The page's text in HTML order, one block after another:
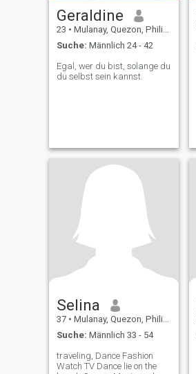
Geraldine
23 • Mulanay, Quezon, Philippinen
Suche: Männlich 24 - 42
Egal, wer du bist, solange du
du selbst sein kannst.
Selina
37 • Mulanay, Quezon, Philippinen
Suche: Männlich 33 - 54
traveling, Dance Fashion
Watch TV Dance lie on the